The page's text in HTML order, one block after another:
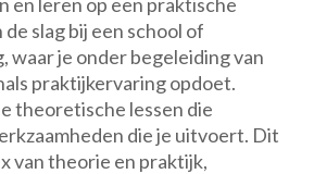
de slag bij een school of
waar je onder begeleiding van
praktijkervaring opdoet.
theoretische lessen die
die je uitvoert. Dit
van theorie en praktijk,